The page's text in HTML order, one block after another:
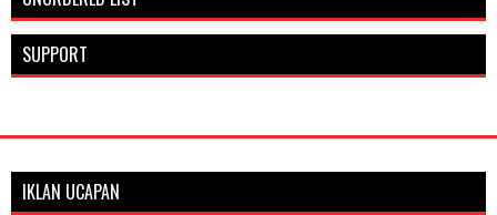
SUPPORT
IKLAN UCAPAN